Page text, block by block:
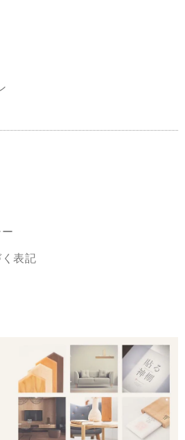
ました。毎朝拝見してお祈りするのも楽
すが、榊やお供えをどうしようかと考え
した。とても丁寧に梱包されて届き、あ
満足です。大事にしていこうと思いま
10
ページでは想像していました。 届いて開
。 丁寧に梱包され、迅速な配達には好感が
ワースポットセット 》幸運･厄除けの白
表記